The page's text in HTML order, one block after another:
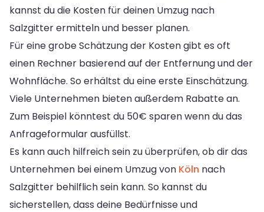
kannst du die Kosten für deinen Umzug nach
Salzgitter ermitteln und besser planen.
Für eine grobe Schätzung der Kosten gibt es oft
einen Rechner basierend auf der Entfernung und der
Wohnfläche. So erhältst du eine erste Einschätzung.
Viele Unternehmen bieten außerdem Rabatte an.
Zum Beispiel könntest du 50€ sparen wenn du das
Anfrageformular ausfüllst.
Es kann auch hilfreich sein zu überprüfen, ob dir das
Unternehmen bei einem Umzug von Köln nach
Salzgitter behilflich sein kann. So kannst du
sicherstellen, dass deine Bedürfnisse und